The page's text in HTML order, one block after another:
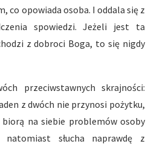
co opowiada osoba. I oddala się z
spowiedzi. Jeżeli jest ta
z dobroci Boga, to się nigdy
przeciwstawnych skrajności:
z dwóch nie przynosi pożytku,
na siebie problemów osoby
natomiast słucha naprawdę z